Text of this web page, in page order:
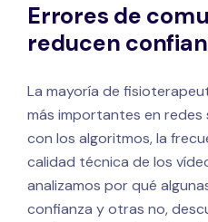
Errores de
reducen
La mayoría de
más importantes en redes
con los algoritmos, la
calidad técnica de los
analizamos por qué
confianza y otras no,